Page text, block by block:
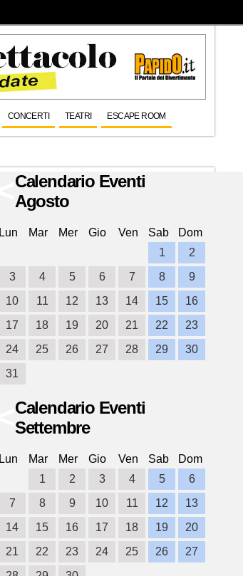
CONCERTI TEATRI ESCAPE ROOM
Calendario Eventi
Agosto
Lun Mar Mer Gio Ven Sab
Dom
1
2
3
4 5 6 7 8
9
10
11 12 13 14 15
16
17
18 19 20 21 22
23
24
25 26 27 28 29
30
31
Calendario Eventi
Settembre
Lun Mar Mer Gio Ven Sab
Dom
1
2 3 4 5
6
7
8 9 10 11 12
13
14
15 16 17 18 19
20
21
22 23 24 25 26
27